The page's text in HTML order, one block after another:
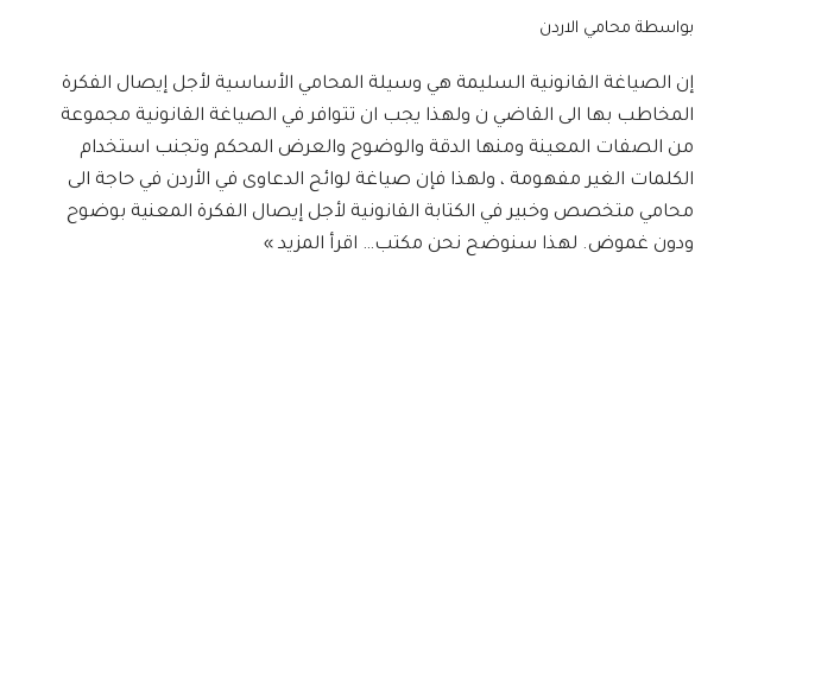
بواسطة محامي الاردن
إن الصياغة القانونية السليمة هي وسيلة المحامي الأساسية لأجل إيصال الفكرة
المخاطب بها الى القاضي ن ولهذا يجب ان تتوافر في الصياغة القانونية مجموعة
من الصفات المعينة ومنها الدقة والوضوح والعرض المحكم وتجنب استخدام
الكلمات الغير مفهومة ، ولهذا فإن صياغة لوائح الدعاوى في الأردن في حاجة الى
محامي متخصص وخبير في الكتابة القانونية لأجل إيصال الفكرة المعنية بوضوح
ودون غموض. لهذا سنوضح نحن مكتب… اقرأ المزيد »